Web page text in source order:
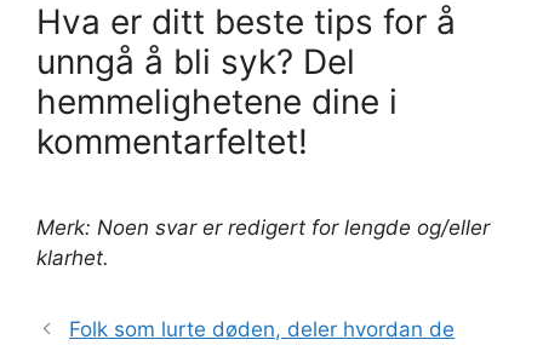
Hva er ditt beste tips for å
unngå å bli syk? Del
hemmelighetene dine i
kommentarfeltet!
Merk: Noen svar er redigert for lengde og/eller
klarhet.
Folk som lurte døden, deler hvordan de